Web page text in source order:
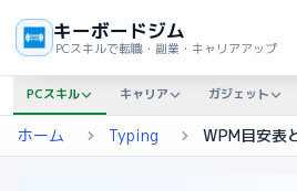
キーボードジム
PCスキルで転職・副業・キャリアアップ
PCスキル キャリア ガジェット
ホーム Typing